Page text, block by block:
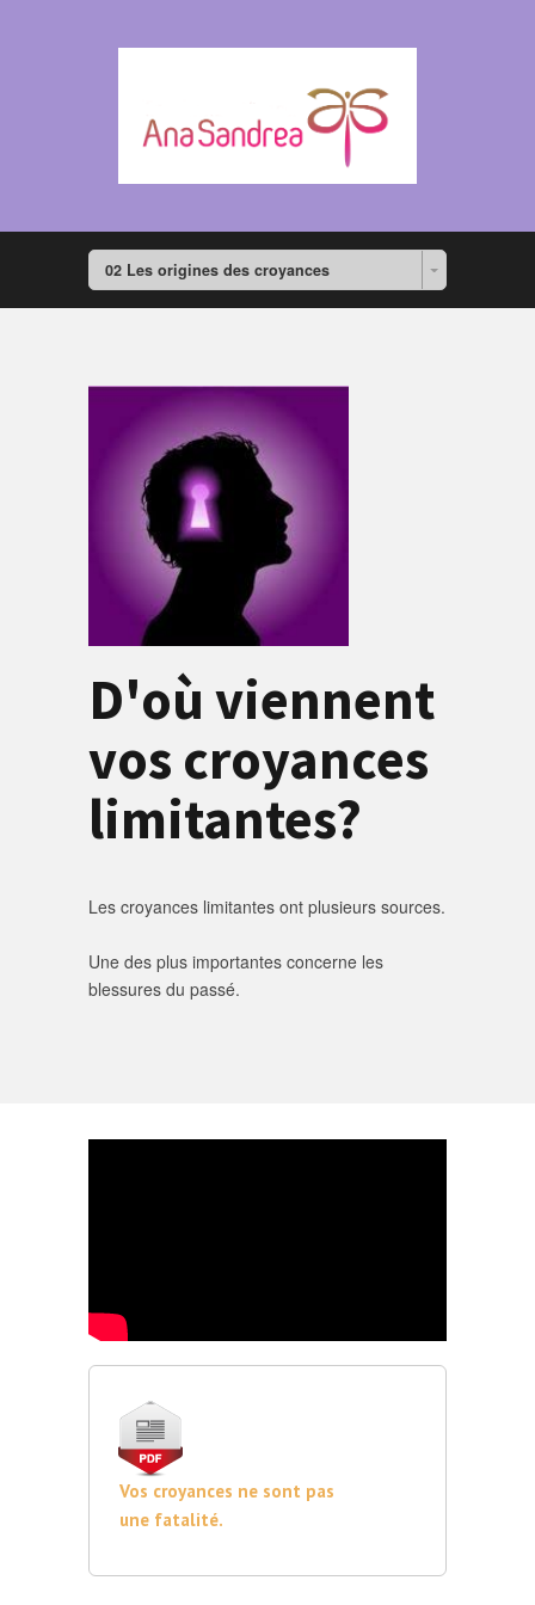
02 Les origines des croyances
D'où viennent
vos croyances
limitantes?
Les croyances limitantes ont plusieurs sources.
Une des plus importantes concerne les
blessures du passé.
Vos croyances ne sont pas
une fatalité.